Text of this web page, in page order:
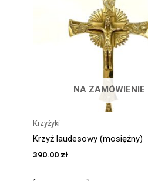
NA ZAMÓWIENIE
Krzyżyki
Krzyż laudesowy (mosiężny)
390.00 zł